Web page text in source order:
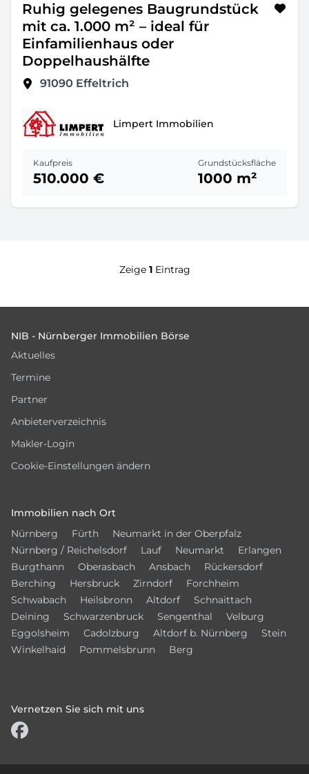
Ruhig gelegenes Baugrundstück
mit ca. 1.000 m² – ideal für
Einfamilienhaus oder
Doppelhaushälfte
91090 Effeltrich
Limpert Immobilien
Kaufpreis
510.000 €
Grundstücksfläche
1000 m²
Zeige 1Eintrag
NIB - Nürnberger Immobilien Börse
Aktuelles
Termine
Partner
Anbieterverzeichnis
Makler-Login
Cookie-Einstellungen ändern
Immobilien nach Ort
Nürnberg
Fürth
Neumarkt in der Oberpfalz
Nürnberg / Reichelsdorf
Lauf Neumarkt
Erlangen
Burgthann
Oberasbach Ansbach
Rückersdorf
Berching
Hersbruck Zirndorf
Forchheim
Schwabach
Heilsbronn Altdorf
Schnaittach
Deining
Schwarzenbruck Sengenthal
Velburg
Eggolsheim
Cadolzburg Altdorf b. Nürnberg
Stein
Winkelhaid
Pommelsbrunn Berg
Vernetzen Sie sich mit uns